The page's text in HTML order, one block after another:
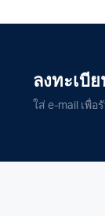
ลงทะเบี
ใส่ e-mail เพื่